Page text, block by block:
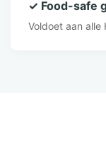
✓ Food-safe
Voldoet aan alle